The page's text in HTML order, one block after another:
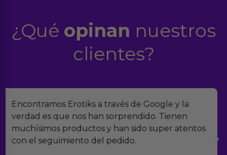
¿Qué opinan nuestros
clientes?
Suelo comprar en tiendas eróticas online, y
Erotiks es una de las que más me gustan. No he
tenido nunca ningún problema con los
productos.